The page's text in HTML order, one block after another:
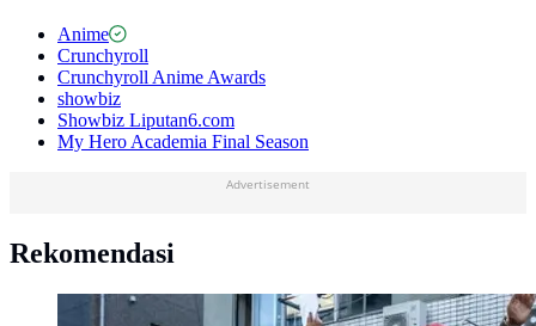
Anime
Crunchyroll
Crunchyroll Anime Awards
showbiz
Showbiz Liputan6.com
My Hero Academia Final Season
Advertisement
Rekomendasi